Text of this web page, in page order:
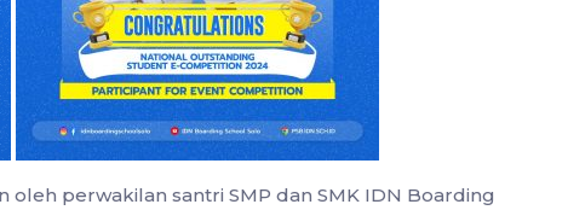
perwakilan santri SMP dan SMK IDN Boarding